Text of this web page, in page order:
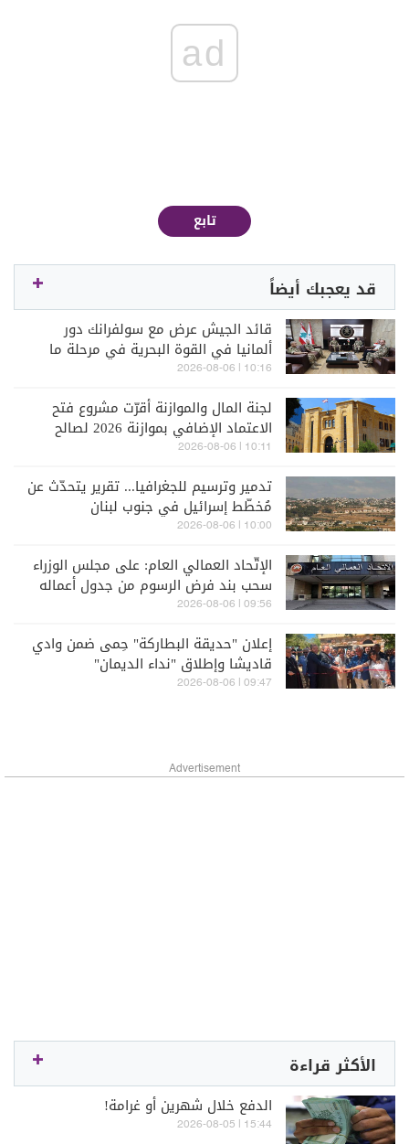
ad
تابع
قد يعجبك أيضاً
قائد الجيش عرض مع سولفرانك دور
ألمانيا في القوة البحرية في مرحلة ما
بعد "اليونيفيل"
10:16 | 2026-08-06
لجنة المال والموازنة أقرّت مشروع فتح
الاعتماد الإضافي بموازنة 2026 لصالح
هيئة "أوجيرو"
10:11 | 2026-08-06
تدمير وترسيم للجغرافيا... تقرير يتحدّث عن
مُخطّط إسرائيل في جنوب لبنان
10:00 | 2026-08-06
الإتّحاد العمالي العام: على مجلس الوزراء
سحب بند فرض الرسوم من جدول أعماله
09:56 | 2026-08-06
إعلان "حديقة البطاركة" حِمى ضمن وادي
قاديشا وإطلاق "نداء الديمان"
09:47 | 2026-08-06
Advertisement
الأكثر قراءة
الدفع خلال شهرين أو غرامة!
15:44 | 2026-08-05